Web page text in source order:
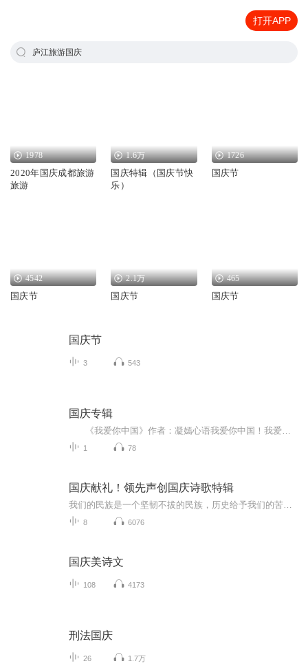
打开APP
庐江旅游国庆
1978
2020年国庆成都旅游
旅游
1.6万
国庆特辑（国庆节快
乐）
1726
国庆节
4542
国庆节
2.1万
国庆节
465
国庆节
国庆节
3 543
国庆专辑
1 78
国庆献礼！领先声创国庆诗歌特辑
8 6076
国庆美诗文
108 4173
刑法国庆
26 1.7万